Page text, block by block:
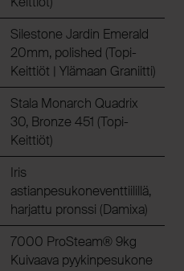
Silestone Jardin Emerald
20mm, polished (Topi-
Keittiöt | Ylämaan Graniitti)
Stala Monarch Quadrix
30, Bronze 451 (Topi-
Keittiöt)
Iris
astianpesukoneventtiilillä,
harjattu pronssi (Damixa)
7000 ProSteam® 9kg
Kuivaava pyykinpesukone